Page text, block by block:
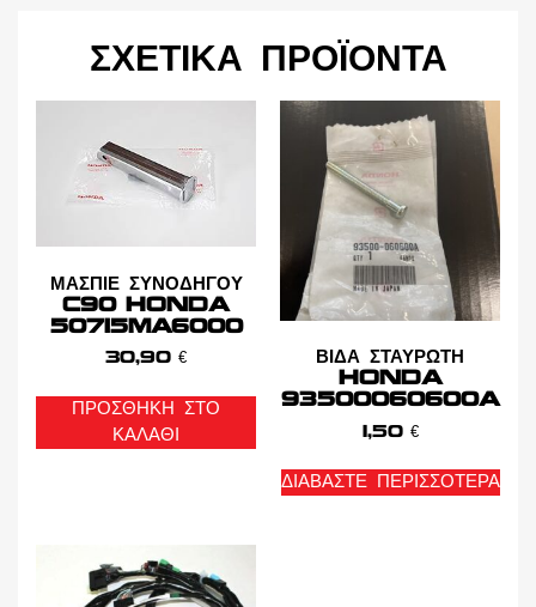
ΣΧΕΤΙΚΆ ΠΡΟΪΌΝΤΑ
ΜΑΣΠΙΕ ΣΥΝΟΔΗΓΟΥ
C90 HONDA
50715MA6000
30,90 €
ΠΡΟΣΘΉΚΗ ΣΤΟ
ΚΑΛΆΘΙ
ΒΙΔΑ ΣΤΑΥΡΩΤΗ
HONDA
93500060600A
1,50 €
ΔΙΑΒΆΣΤΕ ΠΕΡΙΣΣΌΤΕΡΑ